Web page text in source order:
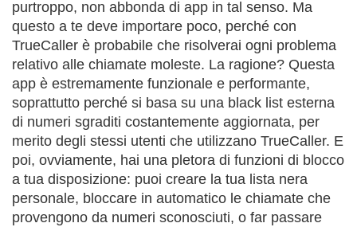
purtroppo, non abbonda di app in tal senso. Ma
questo a te deve importare poco, perché con
TrueCaller è probabile che risolverai ogni problema
relativo alle chiamate moleste. La ragione? Questa
app è estremamente funzionale e performante,
soprattutto perché si basa su una black list esterna
di numeri sgraditi costantemente aggiornata, per
merito degli stessi utenti che utilizzano TrueCaller. E
poi, ovviamente, hai una pletora di funzioni di blocco
a tua disposizione: puoi creare la tua lista nera
personale, bloccare in automatico le chiamate che
provengono da numeri sconosciuti, o far passare